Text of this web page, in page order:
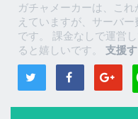
ガチャメーカーは、こ
えていますが、サーバ
です。 課金なしで運営
ると嬉しいです。 支援